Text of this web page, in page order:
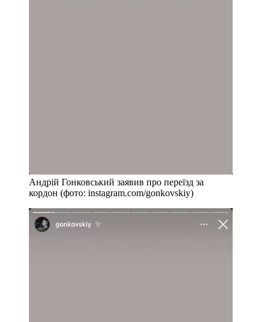
Андрій Гонковський заявив про переїзд за
кордон (фото: instagram.com/gonkovskiy)